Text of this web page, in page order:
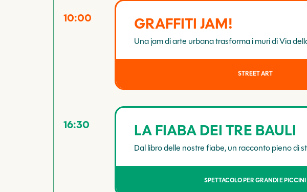
10:00 GRAFFITI JAM!
Una jam di arte urbana trasforma i muri di Via
STREET ART
16:30 LA FIABA DEI TRE BAULI
Dal libro delle nostre fiabe, un racconto pieno di
SPETTACOLO PER GRANDI E PICCINI